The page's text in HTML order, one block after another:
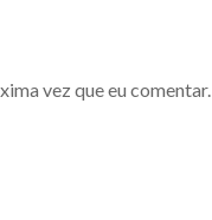
vez que eu comentar.